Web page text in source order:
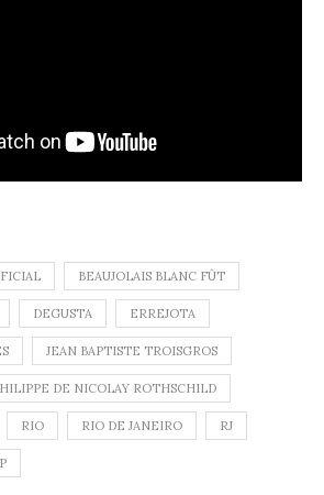
BEAUJOLAIS BLANC FÛT
DEGUSTA ERREJOTA
JEAN BAPTISTE TROISGROS
DE NICOLAY ROTHSCHILD
RIO RIO DE JANEIRO RJ